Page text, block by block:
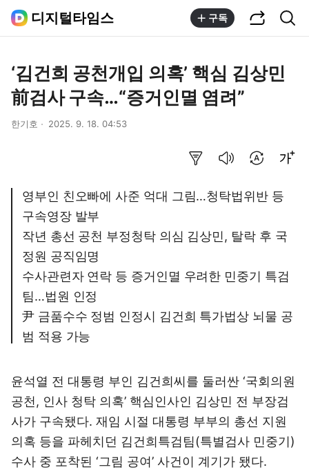
디지털타임스 구독
‘김건희 공천개입 의혹’ 핵심 김상민
前검사 구속…“증거인멸 염려”
한기호 2025. 9. 18. 04:53
영부인 친오빠에 사준 억대 그림…청탁법위반 등
구속영장 발부
작년 총선 공천 부정청탁 의심 김상민, 탈락 후 국
정원 공직임명
수사관련자 연락 등 증거인멸 우려한 민중기 특검
팀…법원 인정
尹 금품수수 정범 인정시 김건희 특가법상 뇌물 공
범 적용 가능
윤석열 전 대통령 부인 김건희씨를 둘러싼 ‘국회의원
공천, 인사 청탁 의혹’ 핵심인사인 김상민 전 부장검
사가 구속됐다. 재임 시절 대통령 부부의 총선 지원
의혹 등을 파헤치던 김건희특검팀(특별검사 민중기)
수사 중 포착된 ‘그림 공여’ 사건이 계기가 됐다.